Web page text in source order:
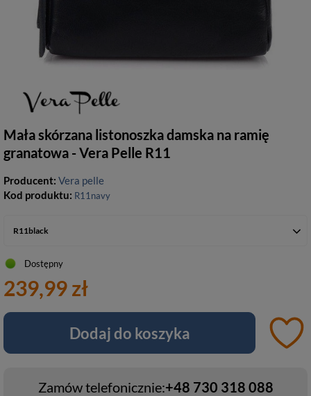
Mała skórzana listonoszka damska na ramię
granatowa - Vera Pelle R11
Producent: Vera pelle
Kod produktu: R11navy
R11black
Dostępny
239,99 zł
Dodaj do koszyka
Zamów telefonicznie:+48 730 318 088